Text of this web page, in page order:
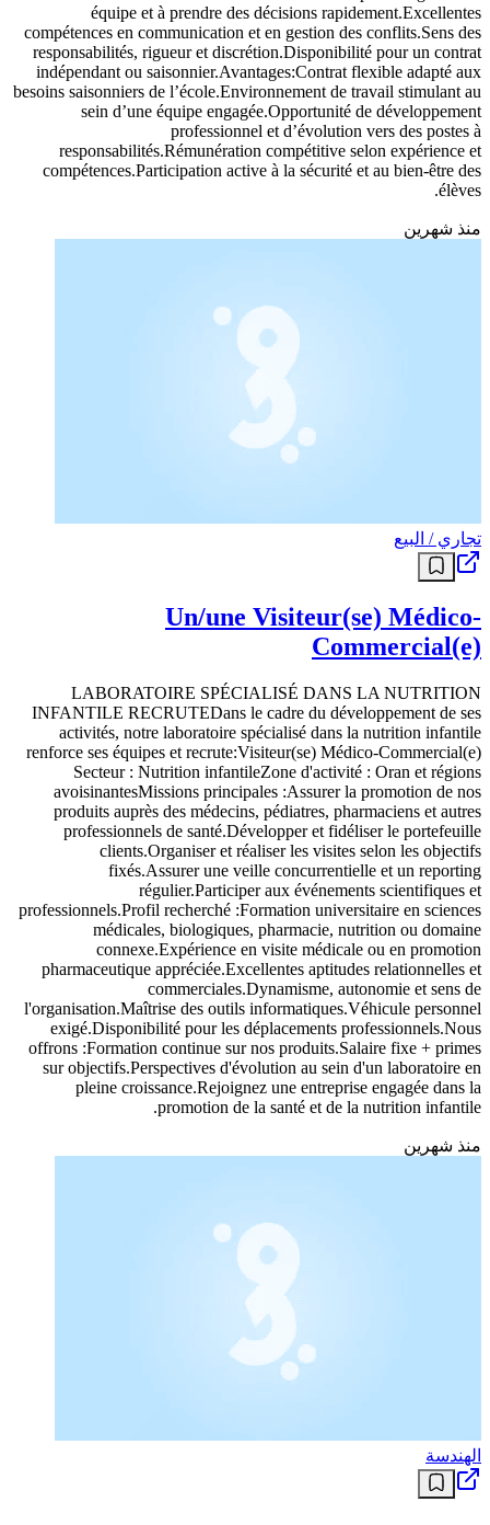
équipe et à prendre des décisions rapidement.Excellentes
compétences en communication et en gestion des conflits.Sens des
responsabilités, rigueur et discrétion.Disponibilité pour un contrat
indépendant ou saisonnier.Avantages:Contrat flexible adapté aux
besoins saisonniers de l’école.Environnement de travail stimulant au
sein d’une équipe engagée.Opportunité de développement
professionnel et d’évolution vers des postes à
responsabilités.Rémunération compétitive selon expérience et
compétences.Participation active à la sécurité et au bien-être des
élèves.
منذ شهرين
تجاري / البيع
Un/une Visiteur(se) Médico-
Commercial(e)
LABORATOIRE SPÉCIALISÉ DANS LA NUTRITION
INFANTILE RECRUTEDans le cadre du développement de ses
activités, notre laboratoire spécialisé dans la nutrition infantile
renforce ses équipes et recrute:Visiteur(se) Médico-Commercial(e)
Secteur : Nutrition infantileZone d'activité : Oran et régions
avoisinantesMissions principales :Assurer la promotion de nos
produits auprès des médecins, pédiatres, pharmaciens et autres
professionnels de santé.Développer et fidéliser le portefeuille
clients.Organiser et réaliser les visites selon les objectifs
fixés.Assurer une veille concurrentielle et un reporting
régulier.Participer aux événements scientifiques et
professionnels.Profil recherché :Formation universitaire en sciences
médicales, biologiques, pharmacie, nutrition ou domaine
connexe.Expérience en visite médicale ou en promotion
pharmaceutique appréciée.Excellentes aptitudes relationnelles et
commerciales.Dynamisme, autonomie et sens de
l'organisation.Maîtrise des outils informatiques.Véhicule personnel
exigé.Disponibilité pour les déplacements professionnels.Nous
offrons :Formation continue sur nos produits.Salaire fixe + primes
sur objectifs.Perspectives d'évolution au sein d'un laboratoire en
pleine croissance.Rejoignez une entreprise engagée dans la
promotion de la santé et de la nutrition infantile.
منذ شهرين
الهندسة